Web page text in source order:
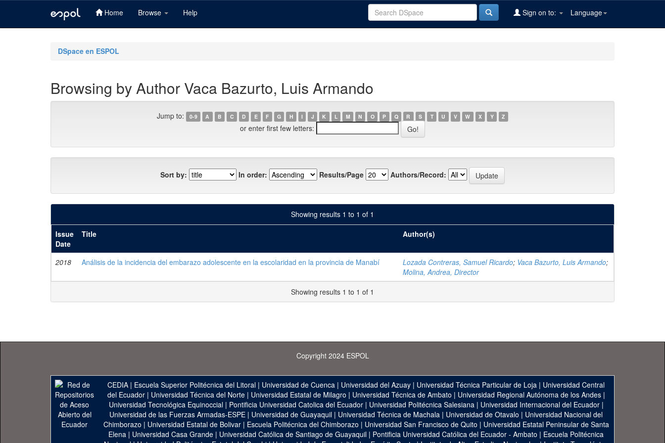
Home Browse Help Language
Sign on to:
DSpace en ESPOL
Browsing by Author Vaca Bazurto, Luis Armando
Jump to: 0-9 A B C D E F G H I J K L M N O P Q R S T U V W X Y Z
or enter first few letters:
Sort by: In order: Results/Page Authors/Record:
Showing results 1 to 1 of 1
Issue
Date
Title Author(s)
2018 Análisis de la incidencia del embarazo adolescente en la escolaridad en la provincia de Manabí Lozada Contreras, Samuel Ricardo; Vaca Bazurto, Luis Armando;
Molina, Andrea, Director
Showing results 1 to 1 of 1
Copyright 2024 ESPOL
CEDIA | Escuela Superior Politécnica del Litoral | Universidad de Cuenca | Universidad del Azuay | Universidad Técnica Particular de Loja | Universidad Central
del Ecuador| Universidad Técnica del Norte| Universidad Estatal de Milagro | Universidad Técnica de Ambato | Universidad Regional Autónoma de los Andes|
Universidad Tecnológica Equinoccial| Pontificia Universidad Catolica del Ecuador| Universidad Politécnica Salesiana| Universidad Internacional del Ecuador|
Universidad de las Fuerzas Armadas-ESPE | Universidad de Guayaquil | Universidad Técnica de Machala | Universidad de Otavalo | Universidad Nacional del
Chimborazo | Universidad Estatal de Bolivar| Escuela Politécnica del Chimborazo | Universidad San Francisco de Quito | Universidad Estatal Peninsular de Santa
Elena | Universidad Casa Grande | Universidad Católica de Santiago de Guayaquil | Pontificia Universidad Católica del Ecuador - Ambato | Escuela Politécnica